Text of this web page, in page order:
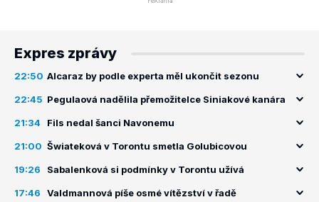
Expres zprávy
22:50 Alcaraz by podle experta měl ukončit sezonu
22:45 Pegulaová nadělila přemožitelce Siniakové kanára
21:34 Fils nedal šanci Navonemu
21:00 Šwiateková v Torontu smetla Golubicovou
19:26 Sabalenková si podmínky v Torontu užívá
17:46 Valdmannová píše osmé vítězství v řadě